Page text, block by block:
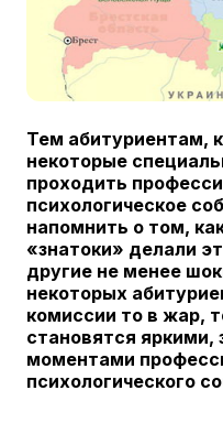
Тем абитуриентам,
некоторые
проходить
психологическое
напомнить о том,
«знатоки» делали
другие не менее
некоторых
комиссии то в жар,
становятся
моментами
психологического